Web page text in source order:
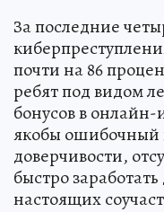
За последние
почти на 86
ребят под видом
бонусов в онлайн-
якобы ошибочный
доверчивости,
быстро
настоящих